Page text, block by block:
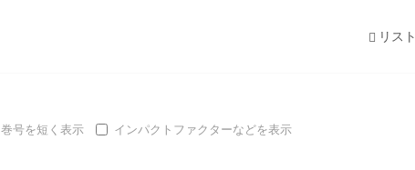
リスト
巻号を短く表示
インパクトファクターなどを表示